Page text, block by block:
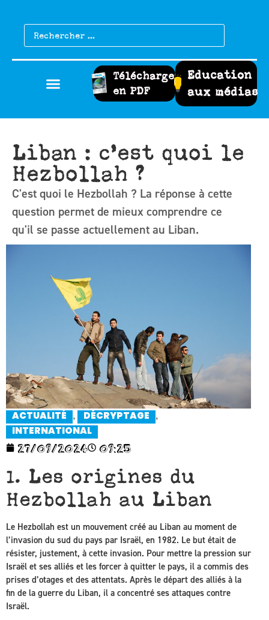
Télécharger
en PDF
Education
aux médias
Liban : c’est quoi le
Hezbollah ?
C'est quoi le Hezbollah ? La réponse à cette
question permet de mieux comprendre ce
qu'il se passe actuellement au Liban.
ACTUALITÉ , DÉCRYPTAGE ,
INTERNATIONAL
27/09/2024 09:25
1. Les origines du
Hezbollah au Liban
Le Hezbollah est un mouvement créé au Liban au moment de
l’invasion du sud du pays par Israël, en 1982. Le but était de
résister, justement, à cette invasion. Pour mettre la pression sur
Israël et ses alliés et les forcer à quitter le pays, il a commis des
prises d’otages et des attentats. Après le départ des alliés à la
fin de la guerre du Liban, il a concentré ses attaques contre
Israël.